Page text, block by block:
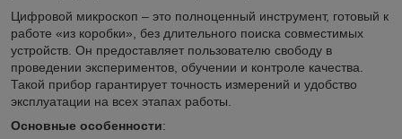
Цифровой микроскоп – это полноценный инструмент, готовый к
работе «из коробки», без длительного поиска совместимых
устройств. Он предоставляет пользователю свободу в
проведении экспериментов, обучении и контроле качества.
Такой прибор гарантирует точность измерений и удобство
эксплуатации на всех этапах работы.
Основные особенности: